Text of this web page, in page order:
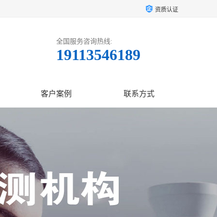
资质认证
全国服务咨询热线:
19113546189
客户案例 联系方式